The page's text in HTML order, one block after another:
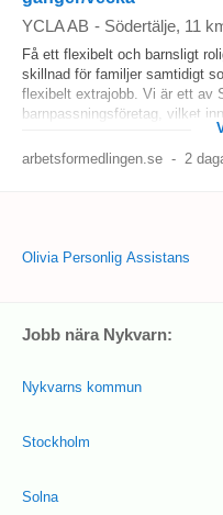
YCLA AB - Södertälje, 11
Få ett flexibelt och barnsligt
skillnad för familjer samtidigt
flexibelt extrajobb. Vi är ett av
barnpassningsföretag, vilket
arbetsformedlingen.se - 2
Olivia Personlig Assistans
Jobb nära Nykvarn:
Nykvarns kommun
Stockholm
Solna